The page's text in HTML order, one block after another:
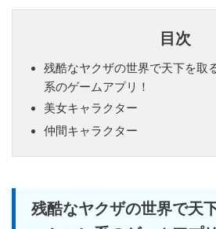
目次
残酷なヤクザの世界で天下を取
系のゲームアプリ！
美女キャラクター
仲間キャラクター
残酷なヤクザの世界で天